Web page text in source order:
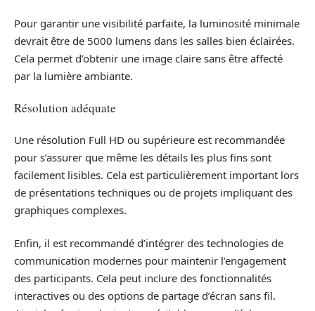
Pour garantir une visibilité parfaite, la luminosité minimale
devrait être de 5000 lumens dans les salles bien éclairées.
Cela permet d’obtenir une image claire sans être affecté
par la lumière ambiante.
Résolution adéquate
Une résolution Full HD ou supérieure est recommandée
pour s’assurer que même les détails les plus fins sont
facilement lisibles. Cela est particulièrement important lors
de présentations techniques ou de projets impliquant des
graphiques complexes.
Enfin, il est recommandé d’intégrer des technologies de
communication modernes pour maintenir l’engagement
des participants. Cela peut inclure des fonctionnalités
interactives ou des options de partage d’écran sans fil.